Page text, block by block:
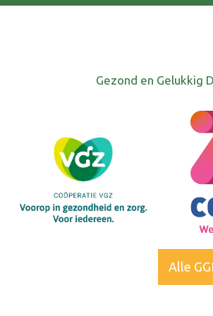
Gezond en Gelukkig
Alle